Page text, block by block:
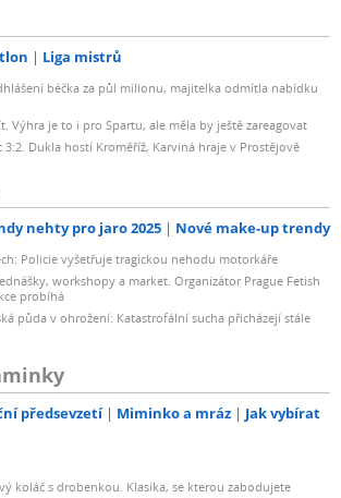
Liga mistrů
béčka za půl milionu, majitelka odmítla nabídku
Výhra je to i pro Spartu, ale měla by ještě zareagovat
3:2. Dukla hostí Kroměříž, Karviná hraje v Prostějově
nehty pro jaro 2025 Nové make-up trendy
Policie vyšetřuje tragickou nehodu motorkáře
workshopy a market. Organizátor Prague Fetish
probíhá
půda v ohrožení: Katastrofální sucha přicházejí stále
předsevzetí Miminko a mráz
Jak vybírat
koláč s drobenkou. Klasika, se kterou zabodujete